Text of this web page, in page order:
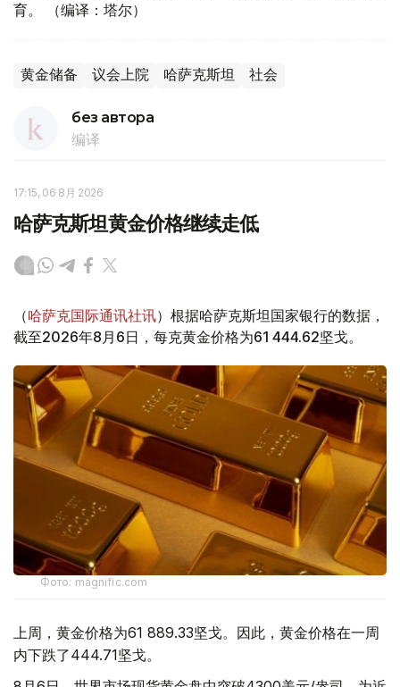
育。 （编译：塔尔）
黄金储备 议会上院 哈萨克斯坦 社会
без автора
编译
17:15, 06 8月 2026
哈萨克斯坦黄金价格继续走低
（哈萨克国际通讯社讯）根据哈萨克斯坦国家银行的数据，
截至2026年8月6日，每克黄金价格为61 444.62坚戈。
Фото: magnific.com
上周，黄金价格为61 889.33坚戈。因此，黄金价格在一周
内下跌了444.71坚戈。